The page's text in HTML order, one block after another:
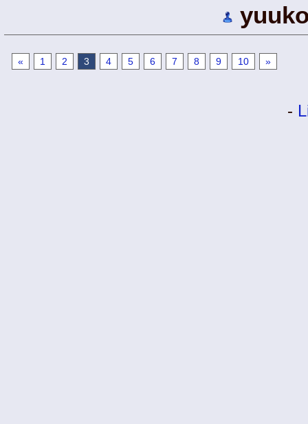
« 1 2 3 4 5 6 7 8 9 10 »
-